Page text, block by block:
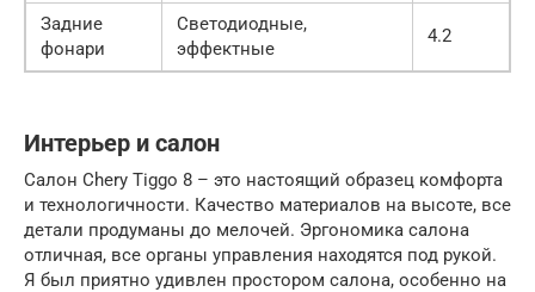
Задние
фонари
Светодиодные,
эффектные
4.2
Интерьер и салон
Салон Chery Tiggo 8 – это настоящий образец комфорта
и технологичности. Качество материалов на высоте, все
детали продуманы до мелочей. Эргономика салона
отличная, все органы управления находятся под рукой.
Я был приятно удивлен простором салона, особенно на